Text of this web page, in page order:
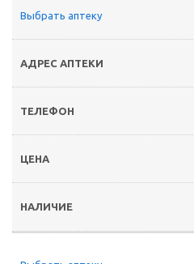
Выбрать аптеку